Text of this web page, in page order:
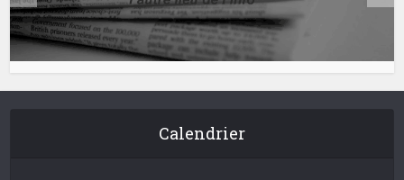
Calendrier